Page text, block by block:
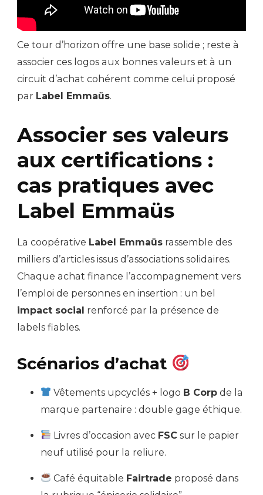
Ce tour d’horizon offre une base solide ; reste à
associer ces logos aux bonnes valeurs et à un
circuit d’achat cohérent comme celui proposé
par Label Emmaüs.
Associer ses valeurs
aux certifications :
cas pratiques avec
Label Emmaüs
La coopérative Label Emmaüs rassemble des
milliers d’articles issus d’associations solidaires.
Chaque achat finance l’accompagnement vers
l’emploi de personnes en insertion : un bel
impact social renforcé par la présence de
labels fiables.
Scénarios d’achat
Vêtements upcyclés + logo B Corp de la
marque partenaire : double gage éthique.
Livres d’occasion avec FSC sur le papier
neuf utilisé pour la reliure.
Café équitable Fairtrade proposé dans